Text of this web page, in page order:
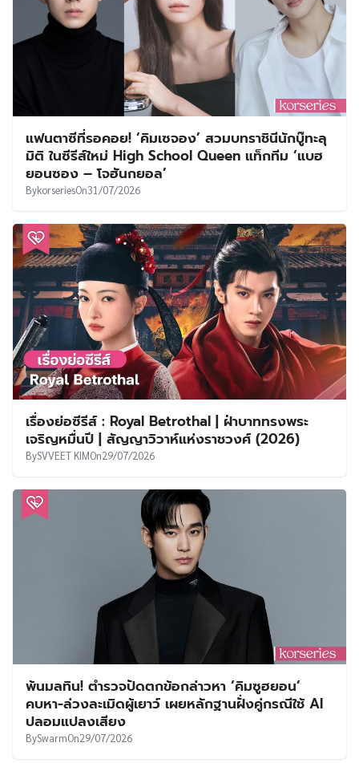
แฟนตาซีที่รอคอย! ‘คิมเซจอง’ สวมบทราชินีนักบู๊ทะลุ
มิติ ในซีรีส์ใหม่ High School Queen แท็กทีม ‘แบฮ
ยอนซอง – โจฮันกยอล’
BykorseriesOn31/07/2026
เรื่องย่อซีรีส์ : Royal Betrothal | ฝ่าบาททรงพระ
เจริญหมื่นปี | สัญญาวิวาห์แห่งราชวงศ์ (2026)
BySVVEET KIMOn29/07/2026
พ้นมลทิน! ตำรวจปัดตกข้อกล่าวหา ‘คิมซูฮยอน’
คบหา-ล่วงละเมิดผู้เยาว์ เผยหลักฐานฝั่งคู่กรณีใช้ AI
ปลอมแปลงเสียง
BySwarmOn29/07/2026